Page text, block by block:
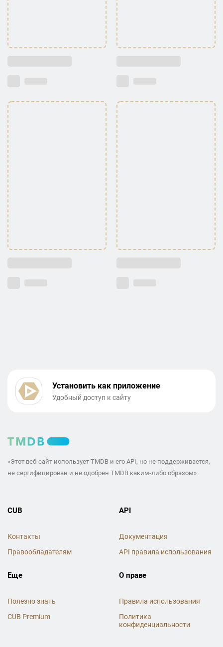
Установить как приложение
Удобный доступ к сайту
«Этот веб-сайт использует TMDB и его API, но не поддерживается,
не сертифицирован и не одобрен TMDB каким-либо образом»
CUB
Контакты
Правообладателям
API
Документация
API правила использования
Еще
Полезно знать
CUB Premium
О праве
Правила использования
Политика
конфиденциальности